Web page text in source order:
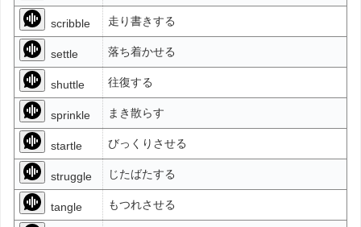
scribble 走り書きする
settle 落ち着かせる
shuttle 往復する
sprinkle まき散らす
startle びっくりさせる
struggle じたばたする
tangle もつれさせる